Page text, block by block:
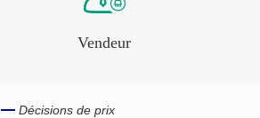
Vendeur
Décisions de prix